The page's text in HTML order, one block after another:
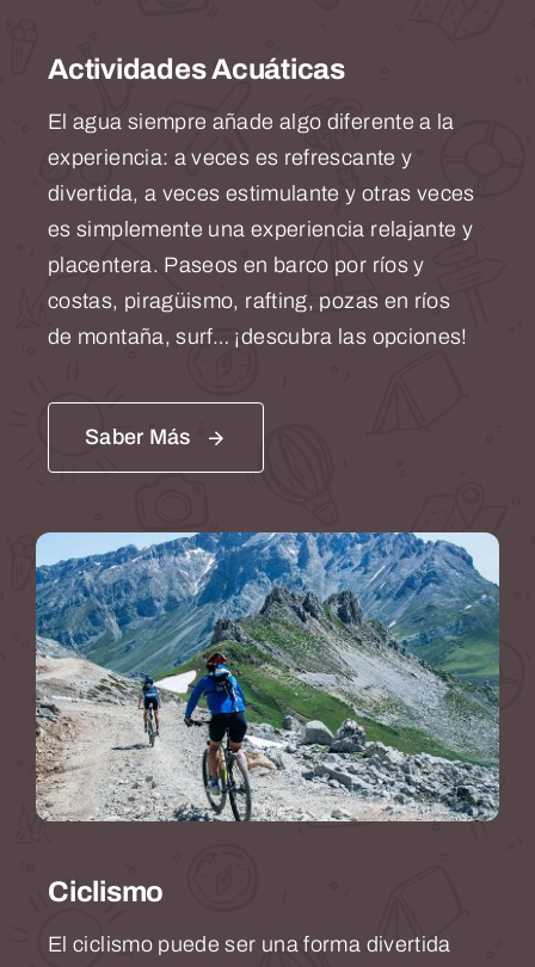
Actividades Acuáticas
El agua siempre añade algo diferente a la
experiencia: a veces es refrescante y
divertida, a veces estimulante y otras veces
es simplemente una experiencia relajante y
placentera. Paseos en barco por ríos y
costas, piragüismo, rafting, pozas en ríos
de montaña, surf… ¡descubra las opciones!
Saber Más
Ciclismo
El ciclismo puede ser una forma divertida